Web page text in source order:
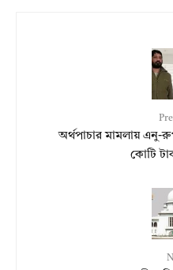
অর্থপাচার মামলায় এনু-
কোটি